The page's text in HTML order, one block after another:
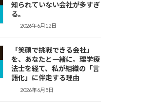
知られていない会社が多すぎ
る。
2026年6月12日
「笑顔で挑戦できる会社」
を、あなたと一緒に。理学療
法士を経て、私が組織の「言
語化」に伴走する理由
2026年6月5日